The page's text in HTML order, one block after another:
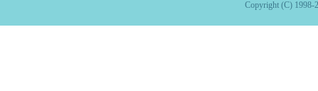
Copyright (C) 1998-